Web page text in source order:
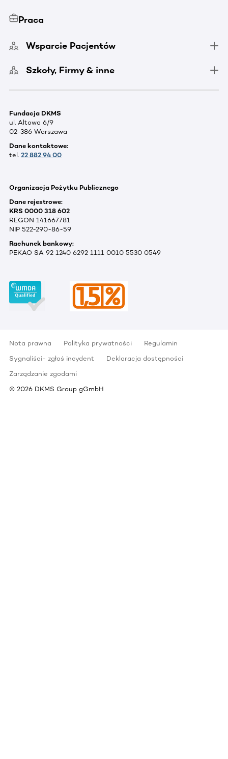
Praca
Wsparcie Pacjentów
Szkoły, Firmy & inne
Fundacja DKMS
ul. Altowa 6/9
02-386 Warszawa
Dane kontaktowe:
tel. 22 882 94 00
Organizacja Pożytku Publicznego
Dane rejestrowe:
KRS 0000 318 602
REGON 141667781
NIP 522-290-86-59
Rachunek bankowy:
PEKAO SA 92 1240 6292 1111 0010 5530 0549
Nota prawna Polityka prywatności
Regulamin
Sygnaliści- zgłoś incydent
Deklaracja dostępności
Zarządzanie zgodami
© 2026 DKMS Group gGmbH